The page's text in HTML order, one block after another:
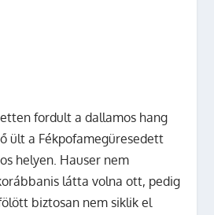
fordult a dallamos hang
ült a Fékpofamegüresedett
helyen. Hauser nem
látta volna ott, pedig
biztosan nem siklik el